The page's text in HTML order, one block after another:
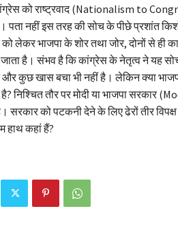
को राष्ट्रवाद (Nationalism to
पता नहीं इस तरह की सोच के पीछे प्रशांत
को लेकर भाजपा के शोर तथा जोर, दोनों से ही
है। संभव है कि कांग्रेस के नेतृत्व ने यह
कुछ खास बचा भी नहीं है। लेकिन क्या
निश्चित तौर पर मोदी या भाजपा सरकार
सरकार को पटकनी देने के लिए ढेरों तीर
हाथ कहां हैं?